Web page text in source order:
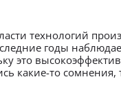
технологий
годы
это
какие-то сомнения,